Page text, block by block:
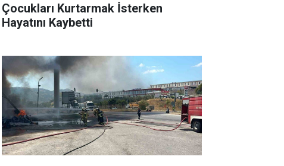
Çocukları Kurtarmak İsterken
Hayatını Kaybetti